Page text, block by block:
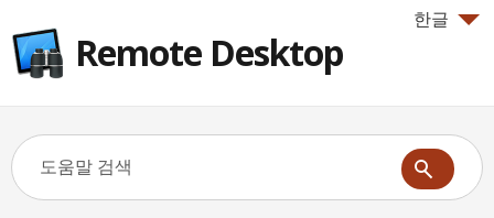
한글
Remote Desktop